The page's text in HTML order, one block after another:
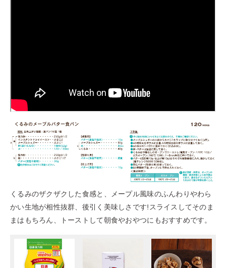
くるみのザクザクした食感と、メープル風味のふんわりやわら
かい生地が相性抜群、後引く美味しさです!スライスしてそのま
まはもちろん、トーストして朝食やおやつにもおすすめです。